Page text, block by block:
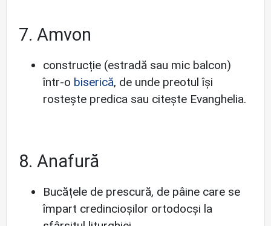
7. Amvon
construcție (estradă sau mic balcon)
într-o biserică, de unde preotul își
rostește predica sau citește Evanghelia.
8. Anafură
Bucățele de prescură, de pâine care se
împart credincioșilor ortodocși la